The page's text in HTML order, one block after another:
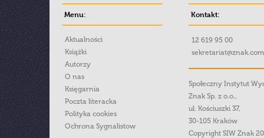
Menu:
Aktualności
Książki
Autorzy
O nas
Księgarnia
Poczta literacka
Polityka cookies
Ochrona Sygnalistow
Kontakt:
12 619 95 00
Społeczny Instytut
Znak Sp. z o.o.,
ul. Kościuszki 37,
30-105 Kraków
Copyright SIW Znak